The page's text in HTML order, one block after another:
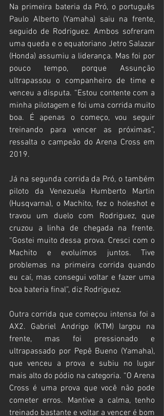
Na primeira bateria da Pró, o português
Paulo Alberto (Yamaha) saiu na frente,
seguido de Rodriguez. Ambos sofreram
uma queda e o equatoriano Jetro Salazar
(Honda) assumiu a liderança. Mas foi por
pouco tempo, porque Assunção
ultrapassou o companheiro de time e
venceu a disputa. “Estou contente com a
minha pilotagem e foi uma corrida muito
boa. É apenas o começo, vou seguir
treinando para vencer as próximas”,
ressalta o campeão do Arena Cross em
2019.
Já na segunda corrida da Pró, o também
piloto da Venezuela Humberto Martin
(Husqvarna), o Machito, fez o holeshot e
travou um duelo com Rodriguez, que
cruzou a linha de chegada na frente.
“Gostei muito dessa prova. Cresci com o
Machito e evoluímos juntos. Tive
problemas na primeira corrida quando
eu caí, mas consegui voltar e fazer uma
boa bateria final”, diz Rodriguez.
Outra corrida que começou intensa foi a
AX2. Gabriel Andrigo (KTM) largou na
frente, mas foi pressionado e
ultrapassado por Pepê Bueno (Yamaha),
que venceu a prova e subiu no lugar
mais alto do pódio na categoria. “O Arena
Cross é uma prova que você não pode
cometer erros. Mantive a calma, tenho
treinado bastante e voltar a vencer é bom